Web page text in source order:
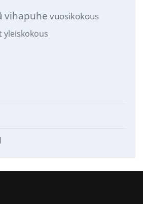
vihapuhe vuosikokous
yleiskokous